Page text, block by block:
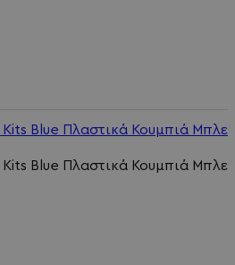
Blue Πλαστικά Κουμπιά Μπλε
Blue Πλαστικά Κουμπιά Μπλε